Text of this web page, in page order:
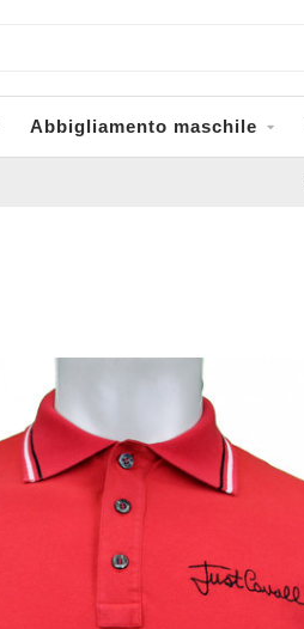
Abbigliamento maschile